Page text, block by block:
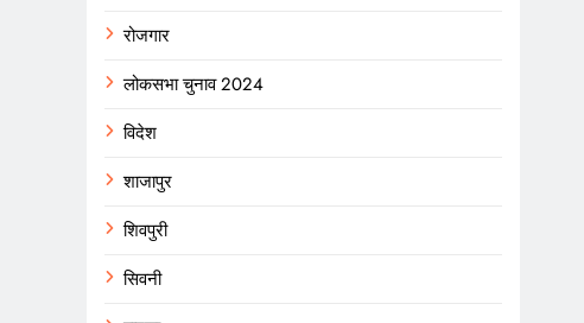
रोजगार
लोकसभा चुनाव 2024
विदेश
शाजापुर
शिवपुरी
सिवनी